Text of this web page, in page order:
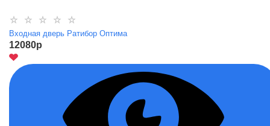
Входная дверь Ратибор Оптима
12080p